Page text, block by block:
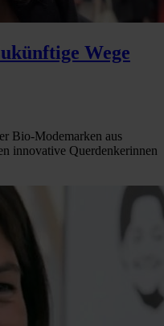
Wege
Bio-Modemarken aus
innovative Querdenkerinnen